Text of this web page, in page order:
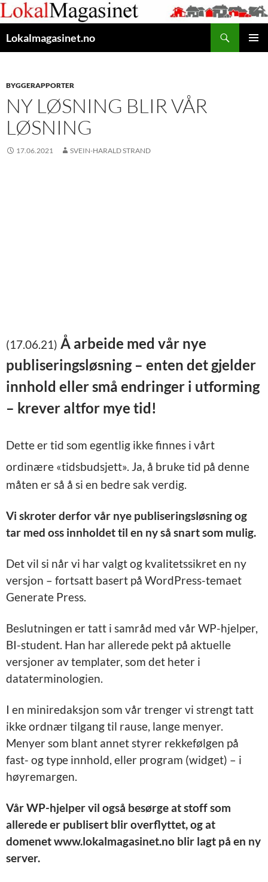
Gå
til
innhaldet
Lokalmagasinet.no
BYGGERAPPORTER
NY LØSNING BLIR VÅR
LØSNING
17.06.2021 SVEIN-HARALD STRAND
(17.06.21) Å arbeide med vår nye
publiseringsløsning – enten det gjelder
innhold eller små endringer i utforming
– krever altfor mye tid!
Dette er tid som egentlig ikke finnes i vårt
ordinære «tidsbudsjett». Ja, å bruke tid på denne
måten er så å si en bedre sak verdig.
Vi skroter derfor vår nye publiseringsløsning og
tar med oss innholdet til en ny så snart som mulig.
Det vil si når vi har valgt og kvalitetssikret en ny
versjon – fortsatt basert på WordPress-temaet
Generate Press.
Beslutningen er tatt i samråd med vår WP-hjelper,
BI-student. Han har allerede pekt på aktuelle
versjoner av templater, som det heter i
dataterminologien.
I en miniredaksjon som vår trenger vi strengt tatt
ikke ordnær tilgang til rause, lange menyer.
Menyer som blant annet styrer rekkefølgen på
fast- og type innhold, eller program (widget) – i
høyremargen.
Vår WP-hjelper vil også besørge at stoff som
allerede er publisert blir overflyttet, og at
domenet www.lokalmagasinet.no blir lagt på en ny
server.